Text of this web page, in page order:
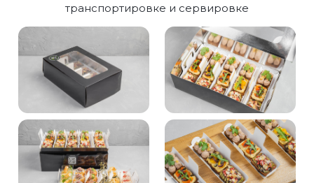
транспортировке и сервировке